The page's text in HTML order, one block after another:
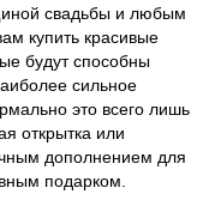
свадьбы и любым
купить красивые
будут способны
сильное
это всего лишь
открытка или
дополнением для
подарком.